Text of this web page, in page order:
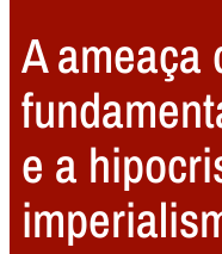
A ameaça
e a